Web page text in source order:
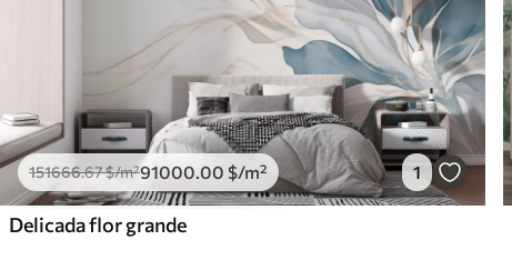
151666.67$/m²91000 .00 $/m² 1
Delicada flor grande